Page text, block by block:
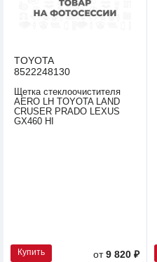
TOYOTA
8522248130
Щетка стеклоочистителя
AERO LH TOYOTA LAND
CRUSER PRADO LEXUS
GX460 HI
Купить от9 820 ₽